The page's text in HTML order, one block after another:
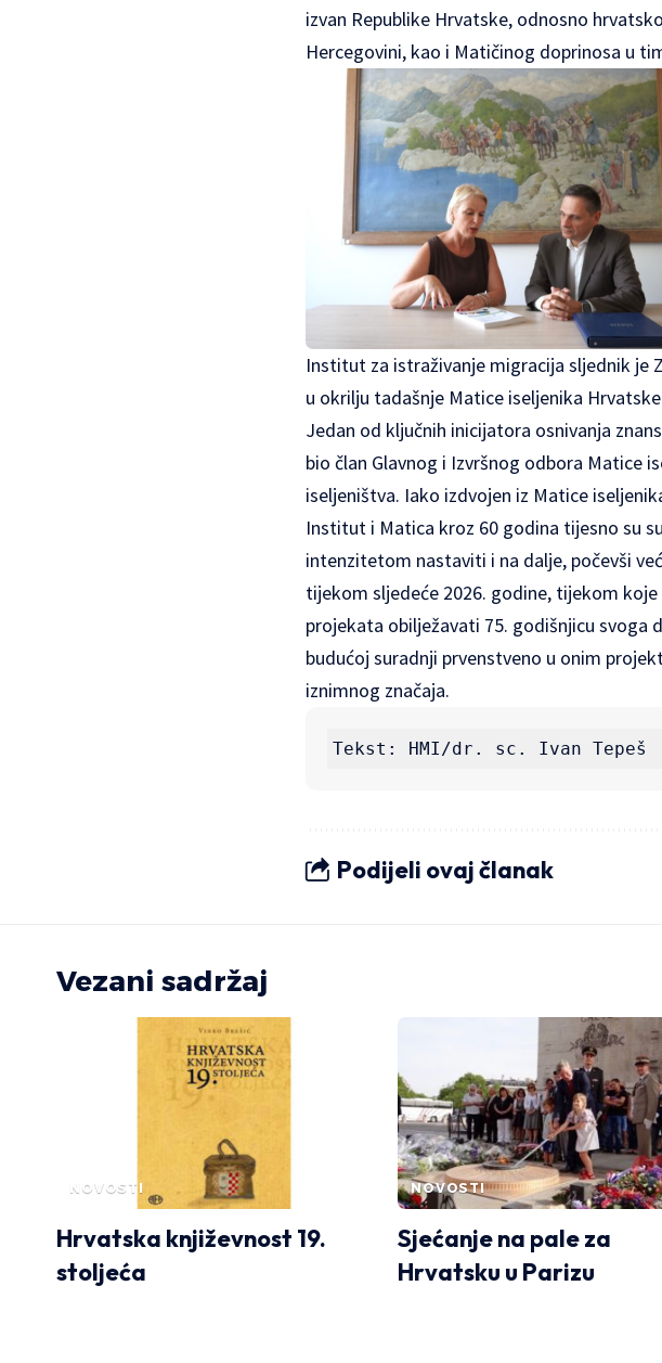
izvan Republike Hrvatske, odnosno
Hercegovini, kao i Matičinog doprinosa u
Institut za istraživanje migracija sljednik je
u okrilju tadašnje Matice iseljenika
Jedan od ključnih inicijatora osnivanja
bio član Glavnog i Izvršnog odbora Matice
iseljeništva. Iako izdvojen iz Matice
Institut i Matica kroz 60 godina tijesno su
intenzitetom nastaviti i na dalje, počevši
tijekom sljedeće 2026. godine, tijekom
projekata obilježavati 75. godišnjicu svoga
budućoj suradnji prvenstveno u onim
iznimnog značaja.
Tekst: HMI/dr. sc. Ivan Tepeš
Podijeli ovaj članak
Vezani sadržaj
NOVOSTI
Hrvatska književnost 19.
stoljeća
NOVOSTI
Sjećanje na pale za
Hrvatsku u Parizu